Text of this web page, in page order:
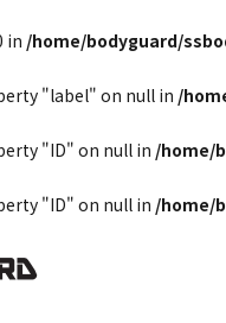
in /home/bodyguard/
"label" on null in /
"ID" on null in /home/
"ID" on null in /home/